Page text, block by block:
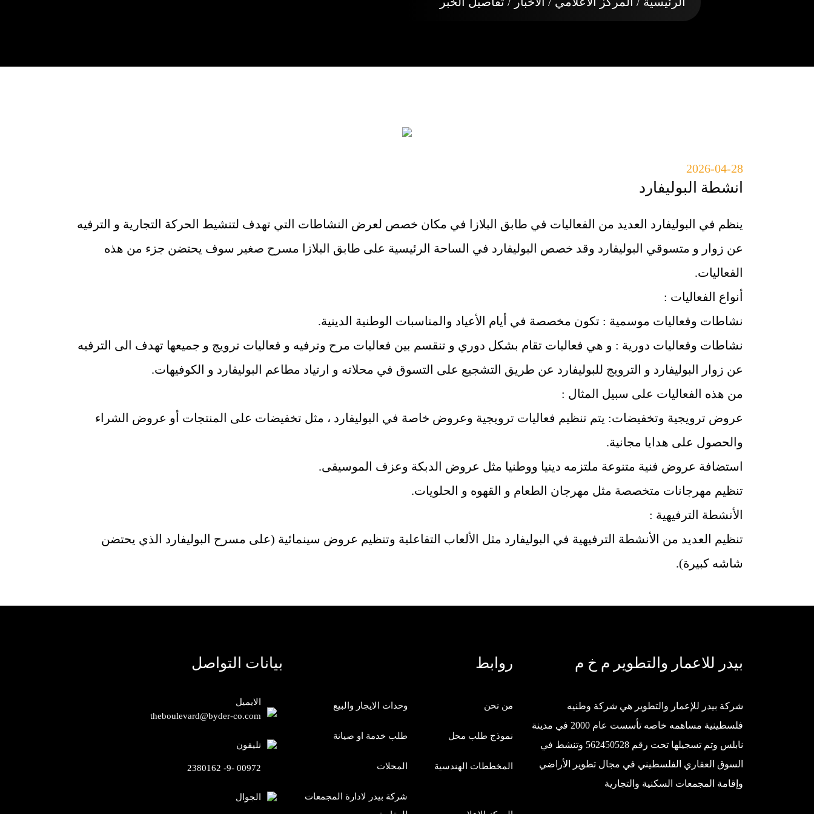
2026-04-28
انشطة البوليفارد
ينظم في البوليفارد العديد من الفعاليات في طابق البلازا في مكان خصص لعرض النشاطات التي تهدف لتنشيط الحركة التجارية و الترفيه
عن زوار و متسوقي البوليفارد وقد خصص البوليفارد في الساحة الرئيسية على طابق البلازا مسرح صغير سوف يحتضن جزء من هذه
الفعاليات.
أنواع الفعاليات :
نشاطات وفعاليات موسمية : تكون مخصصة في أيام الأعياد والمناسبات الوطنية الدينية.
نشاطات وفعاليات دورية : و هي فعاليات تقام بشكل دوري و تنقسم بين فعاليات مرح وترفيه و فعاليات ترويج و جميعها تهدف الى الترفيه
عن زوار البوليفارد و الترويج للبوليفارد عن طريق التشجيع على التسوق في محلاته و ارتياد مطاعم البوليفارد و الكوفيهات.
من هذه الفعاليات على سبيل المثال :
عروض ترويجية وتخفيضات: يتم تنظيم فعاليات ترويجية وعروض خاصة في البوليفارد ، مثل تخفيضات على المنتجات أو عروض الشراء
والحصول على هدايا مجانية.
استضافة عروض فنية متنوعة ملتزمه دينيا ووطنيا مثل عروض الدبكة وعزف الموسيقى.
تنظيم مهرجانات متخصصة مثل مهرجان الطعام و القهوه و الحلويات.
الأنشطة الترفيهية :
تنظيم العديد من الأنشطة الترفيهية في البوليفارد مثل الألعاب التفاعلية وتنظيم عروض سينمائية (على مسرح البوليفارد الذي يحتضن
شاشه كبيرة).
بيدر للاعمار والتطوير م خ م
شركة بيدر للإعمار والتطوير هي شركة وطنيه
فلسطينية مساهمه خاصه تأسست عام 2000 في مدينة
نابلس وتم تسجيلها تحت رقم 562450528 وتنشط في
السوق العقاري الفلسطيني في مجال تطوير الأراضي
وإقامة المجمعات السكنية والتجارية
روابط
من نحن وحدات الايجار والبيع
نموذج طلب محل طلب خدمة او صيانة
المخططات الهندسية المحلات
شركة بيدر لادارة المجمعات
بيانات التواصل
الايميل
theboulevard@byder-co.com
تليفون
00972 -9- 2380162
الجوال